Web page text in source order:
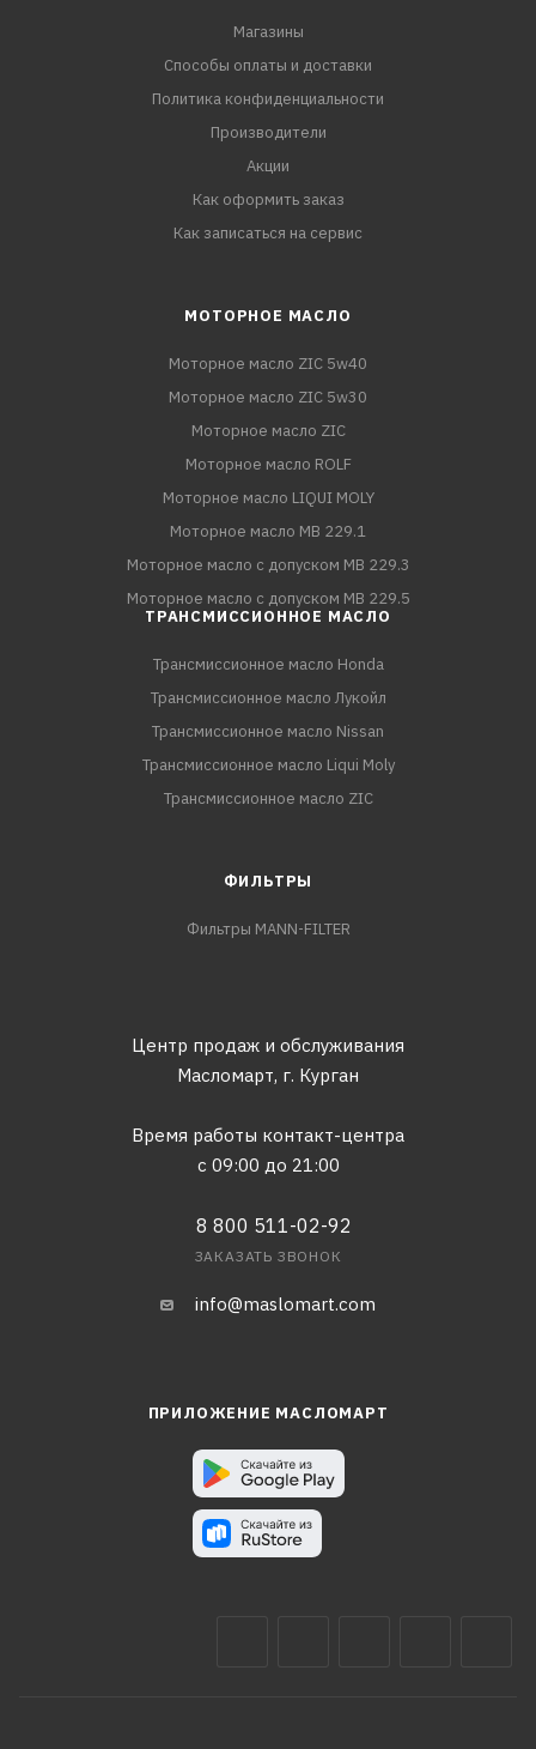
Магазины
Способы оплаты и доставки
Политика конфиденциальности
Производители
Акции
Как оформить заказ
Как записаться на сервис
МОТОРНОЕ МАСЛО
Моторное масло ZIC 5w40
Моторное масло ZIC 5w30
Моторное масло ZIC
Моторное масло ROLF
Моторное масло LIQUI MOLY
Моторное масло MB 229.1
Моторное масло с допуском MB 229.3
Моторное масло с допуском MB 229.5
ТРАНСМИССИОННОЕ МАСЛО
Трансмиссионное масло Honda
Трансмиссионное масло Лукойл
Трансмиссионное масло Nissan
Трансмиссионное масло Liqui Moly
Трансмиссионное масло ZIC
ФИЛЬТРЫ
Фильтры MANN-FILTER
Центр продаж и обслуживания
Масломарт, г. Курган
Время работы контакт-центра
с 09:00 до 21:00
8 800 511-02-92
ЗАКАЗАТЬ ЗВОНОК
info@maslomart.com
ПРИЛОЖЕНИЕ МАСЛОМАРТ